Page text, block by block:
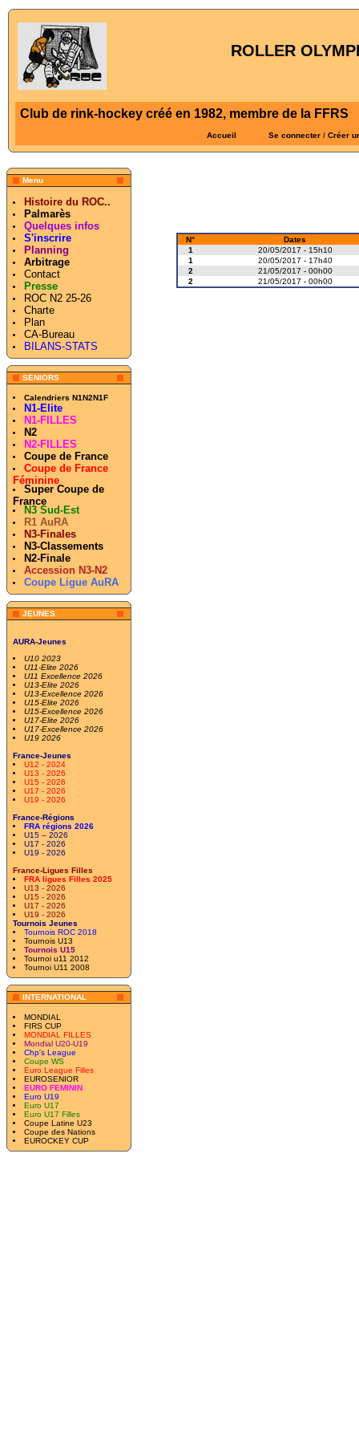
ROLLER
Club de rink-hockey créé en 1982, membre de la FFRS
Accueil Se connecter / Créer
Menu
Histoire du ROC..
Palmarès
Quelques infos
S'inscrire
Planning
Arbitrage
Contact
Presse
ROC N2 25-26
Charte
Plan
CA-Bureau
BILANS-STATS
SENIORS
Calendriers N1N2N1F
N1-Elite
N1-FILLES
N2
N2-FILLES
Coupe de France
Coupe de France
Féminine
Super Coupe de
France
N3 Sud-Est
R1 AuRA
N3-Finales
N3-Classements
N2-Finale
Accession N3-N2
Coupe Ligue AuRA
JEUNES
AURA-Jeunes
U10 2023
U11-Elite 2026
U11 Excellence 2026
U13-Elite 2026
U13-Excellence 2026
U15-Elite 2026
U15-Excellence 2026
U17-Elite 2026
U17-Excellence 2026
U19 2026
France-Jeunes
U12 - 2024
U13 - 2026
U15 - 2026
U17 - 2026
U19 - 2026
France-Régions
FRA régions 2026
U15 – 2026
U17 - 2026
U19 - 2026
France-Ligues Filles
FRA ligues Filles 2025
U13 - 2026
U15 - 2026
U17 - 2026
U19 - 2026
Tournois Jeunes
Tournois ROC 2018
Tournois U13
Tournois U15
Tournoi u11 2012
Tournoi U11 2008
INTERNATIONAL
MONDIAL
FIRS CUP
MONDIAL FILLES
Mondial U20-U19
Chp's League
Coupe WS
Euro League Filles
EUROSENIOR
EURO FEMININ
Euro U19
Euro U17
Euro U17 Filles
Coupe Latine U23
Coupe des Nations
EUROCKEY CUP
N°
Dates
1
20/05/2017 - 15h10
1
20/05/2017 - 17h40
2
21/05/2017 - 00h00
2
21/05/2017 - 00h00